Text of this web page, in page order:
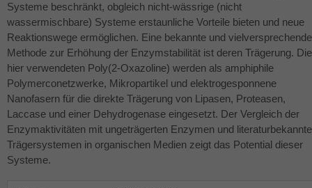
Systeme beschränkt, obgleich nicht-wässrige (nicht
wassermischbare) Systeme erstaunliche Vorteile bieten und neue
Reaktionswege ermöglichen. Eine bekannte und vielversprechende
Methode zur Erhöhung der Enzymstabilität ist deren Trägerung. Die
hier verwendeten Poly(2-Oxazoline) werden als amphiphile
Polymerconetzwerke, Mikropartikel und elektrogesponnene
Nanofasern für die direkte Trägerung von Lipasen, Proteasen,
Laccase und einer Dehydrogenase eingesetzt. Der Vergleich der
Enzymaktivitäten mit ungeträgerten Enzymen und
Trägersystemen in organischen Medien zeigt das Potential dieser
Systeme.